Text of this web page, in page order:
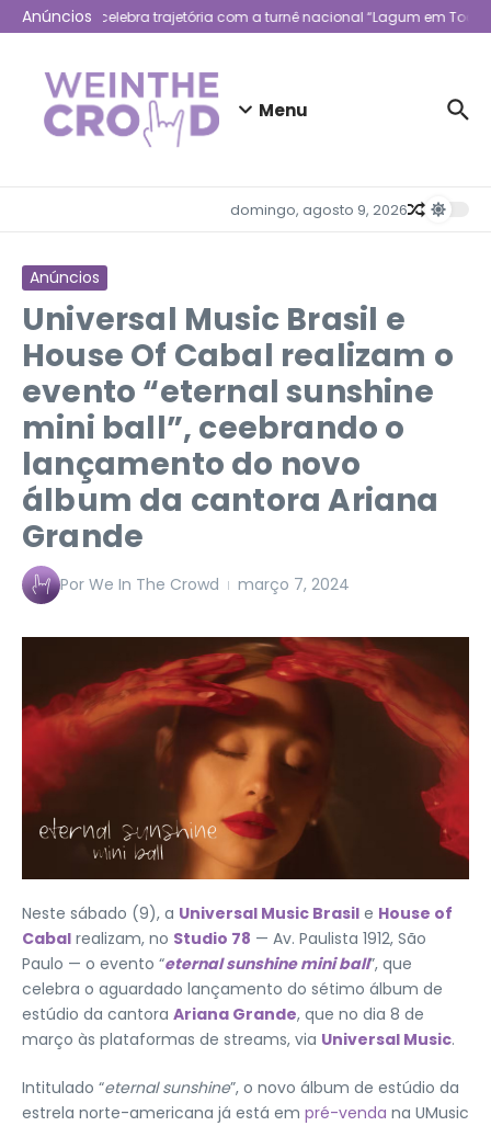
Ir para o conteúdo
Anúncios
Lagum celebra trajetória com a turnê nacional “Lagum em Todo
Menu
domingo, agosto 9, 2026
Anúncios
Universal Music Brasil e
House Of Cabal realizam o
evento “eternal sunshine
mini ball”, ceebrando o
lançamento do novo
álbum da cantora Ariana
Grande
Por We In The Crowd março 7, 2024
Neste sábado (9), a Universal Music Brasil e House of
Cabal realizam, no Studio 78 — Av. Paulista 1912, São
Paulo — o evento “eternal sunshine mini ball”, que
celebra o aguardado lançamento do sétimo álbum de
estúdio da cantora Ariana Grande, que no dia 8 de
março às plataformas de streams, via Universal Music.
Intitulado “eternal sunshine”, o novo álbum de estúdio da
estrela norte-americana já está em pré-venda na UMusic